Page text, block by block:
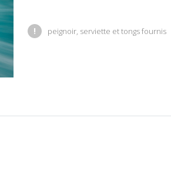
! peignoir, serviette et tongs fournis